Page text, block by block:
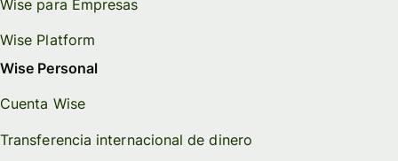
Wise para Empresas
Wise Platform
Wise Personal
Cuenta Wise
Transferencia internacional de dinero